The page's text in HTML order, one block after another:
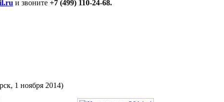
и звоните+7 (499) 110-24-68.
1 ноября 2014)